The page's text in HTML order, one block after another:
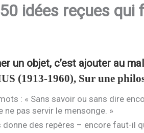
idées reçues qui
un objet, c’est ajouter au
(1913-1960), Sur une
: « Sans savoir ou sans dire
ne pas servir le mensonge. »
donne des repères – encore faut-il